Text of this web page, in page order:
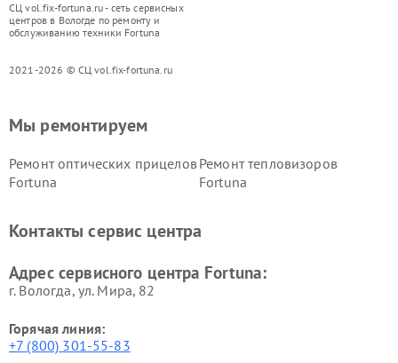
СЦ vol.fix-fortuna.ru - сеть сервисных
центров в Вологде по ремонту и
обслуживанию техники Fortuna
2021-2026 © СЦ vol.fix-fortuna.ru
Мы ремонтируем
Ремонт оптических прицелов
Fortuna
Ремонт тепловизоров
Fortuna
Контакты сервис центра
Адрес сервисного центра Fortuna:
г. Вологда, ул. Мира, 82
Горячая линия:
+7 (800) 301-55-83